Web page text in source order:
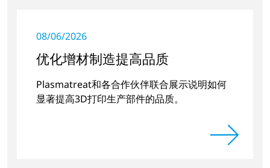
08/06/2026
优化增材制造提高品质
Plasmatreat和各合作伙伴联合展示说明如何
显著提高3D打印生产部件的品质。